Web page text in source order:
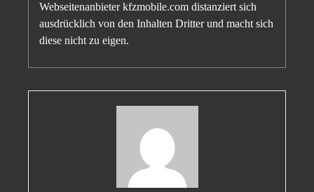
Webseitenanbieter kfzmobile.com distanziert sich
ausdrücklich von den Inhalten Dritter und macht sich
diese nicht zu eigen.